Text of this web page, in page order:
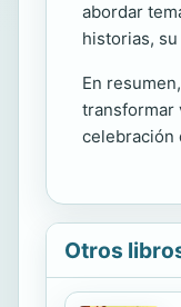
abordar
historias,
En
transformar
celebración
Otros